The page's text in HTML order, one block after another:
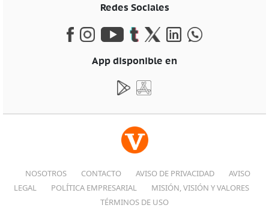
Redes Sociales
App disponible en
NOSOTROS CONTACTO AVISO DE PRIVACIDAD
AVISO
LEGAL
POLÍTICA EMPRESARIAL
MISIÓN, VISIÓN Y VALORES
TÉRMINOS DE USO